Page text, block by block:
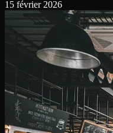
15 février 2026